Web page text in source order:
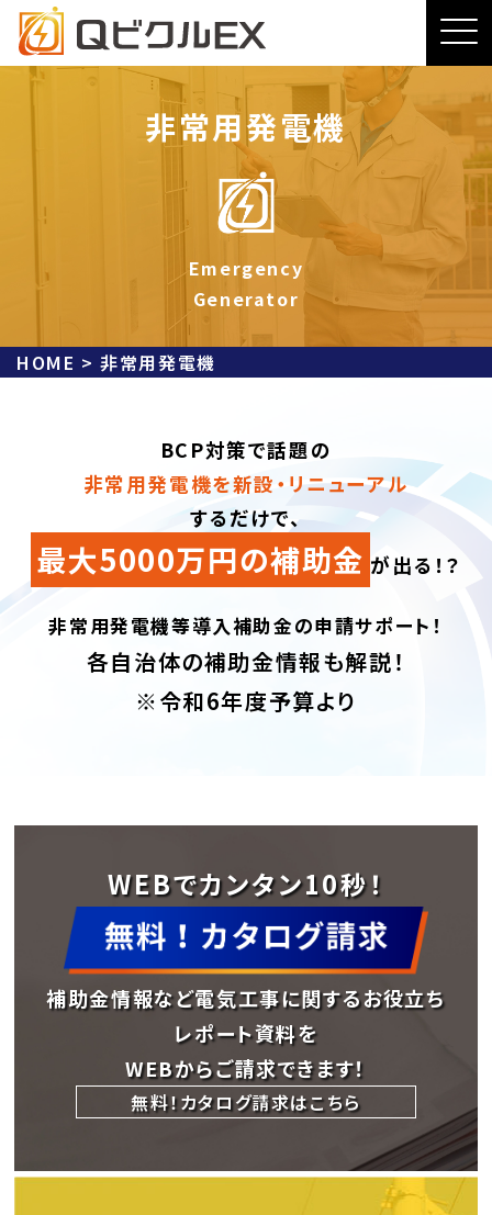
非常用発電機
Emergency
Generator
HOME >非常用発電機
BCP対策で話題の
非常用発電機を新設・リニューアル
するだけで、
最大5000万円の補助金 が出る！？
非常用発電機等導入補助金の申請サポート！
各自治体の補助金情報も解説！
※令和6年度予算より
WEBでカンタン10秒！
補助金情報など電気工事に関するお役立ち
レポート資料を
WEBからご請求できます！
無料！カタログ請求はこちら